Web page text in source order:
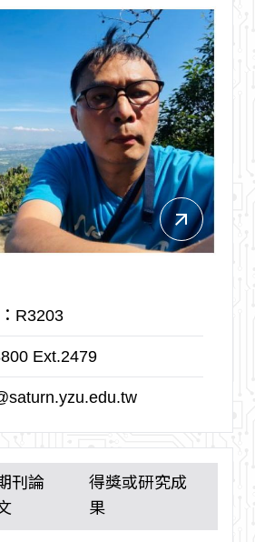
arrow_outward
R3203
Ext.2479
刊論
得獎或研究成
果